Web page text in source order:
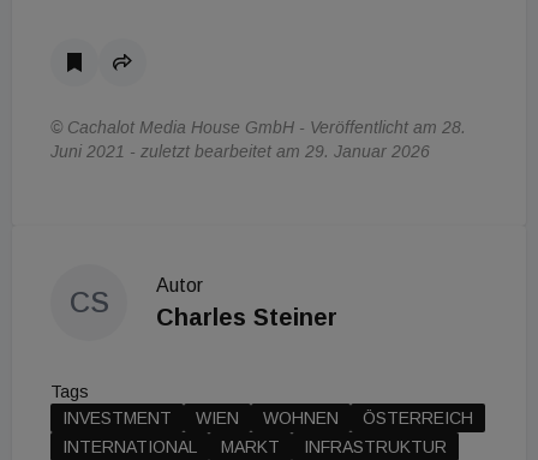
© Cachalot Media House GmbH - Veröffentlicht am 28.
Juni 2021 - zuletzt bearbeitet am 29. Januar 2026
CS
Autor
Charles Steiner
Tags
INVESTMENT
WIEN WOHNEN
ÖSTERREICH
INTERNATIONAL
MARKT
INFRASTRUKTUR